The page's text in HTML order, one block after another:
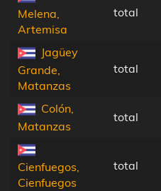
Melena,
Artemisa
total
Jagüey
Grande,
Matanzas
total
Colón,
Matanzas
total
Cienfuegos,
Cienfuegos
total